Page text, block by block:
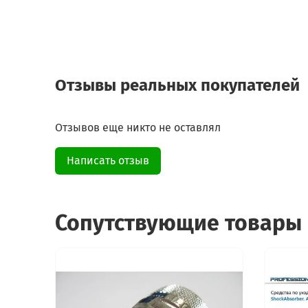
Отзывы реальных покупателей
Отзывов еще никто не оставлял
Написать отзыв
Сопутствующие товары